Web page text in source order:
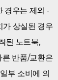
경우는 제외 -
가 상실된 경우
된 노트북,
반품/교환은
부 소비에 의